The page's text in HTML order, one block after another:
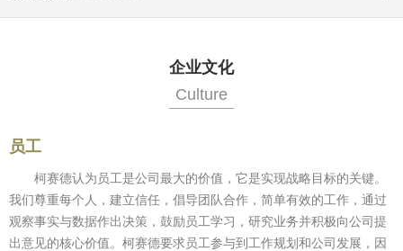
企业文化
Culture
员工
柯赛德认为员工是公司最大的价值，它是实现战略目标的关键。
我们尊重每个人，建立信任，倡导团队合作，简单有效的工作，通过
观察事实与数据作出决策，鼓励员工学习，研究业务并积极向公司提
出意见的核心价值。柯赛德要求员工参与到工作规划和公司发展，因